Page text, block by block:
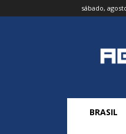
sábado,
BRASIL